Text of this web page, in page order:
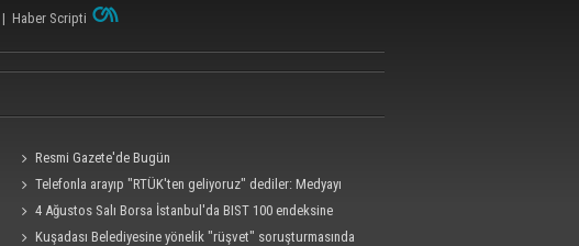
| Haber Scripti
Resmi Gazete'de Bugün
Telefonla arayıp "RTÜK'ten geliyoruz" dediler: Medyayı
hedef alan akılalmaz tuzak ifşa oldu
4 Ağustos Salı Borsa İstanbul'da BIST 100 endeksine
bakış!Kuşadası Belediyesine yönelik "rüşvet" soruşturmasında